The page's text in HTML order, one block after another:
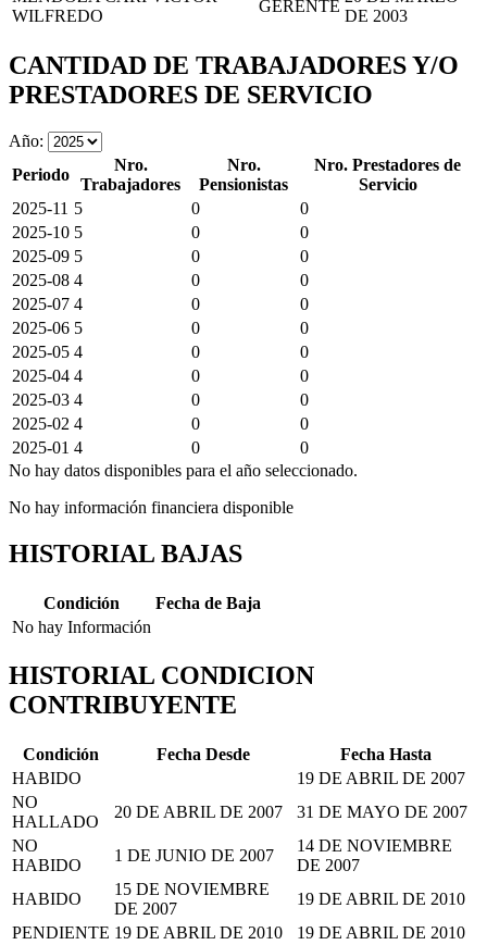
WILFREDO
GERENTE
DE 2003
CANTIDAD DE TRABAJADORES Y/O
PRESTADORES DE SERVICIO
Año:
Periodo
Nro.
Trabajadores
Nro.
Pensionistas
Nro. Prestadores de
Servicio
2025-11 5 0
0
2025-10 5 0
0
2025-09 5 0
0
2025-08 4 0
0
2025-07 4 0
0
2025-06 5 0
0
2025-05 4 0
0
2025-04 4 0
0
2025-03 4 0
0
2025-02 4 0
0
2025-01 4 0
0
No hay datos disponibles para el año seleccionado.
No hay información financiera disponible
HISTORIAL BAJAS
Condición
Fecha de Baja
No hay Información
HISTORIAL CONDICION
CONTRIBUYENTE
Condición Fecha Desde
Fecha Hasta
HABIDO
19 DE ABRIL DE 2007
NO
HALLADO
20 DE ABRIL DE 2007
31 DE MAYO DE 2007
NO
HABIDO
1 DE JUNIO DE 2007
14 DE NOVIEMBRE
DE 2007
HABIDO
15 DE NOVIEMBRE
DE 2007
19 DE ABRIL DE 2010
PENDIENTE 19 DE ABRIL DE 2010
19 DE ABRIL DE 2010